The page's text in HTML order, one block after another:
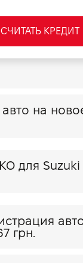
КРЕДИТ
на новое
Ваш пакет КАСКО
грн.